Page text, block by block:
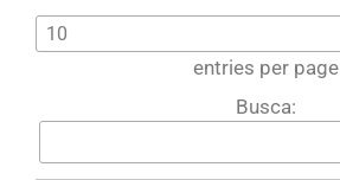
entries per page
Busca: